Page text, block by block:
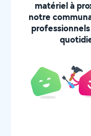
matériel à
notre